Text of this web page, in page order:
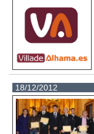
18/12/2012